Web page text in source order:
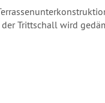
Trittschall wird